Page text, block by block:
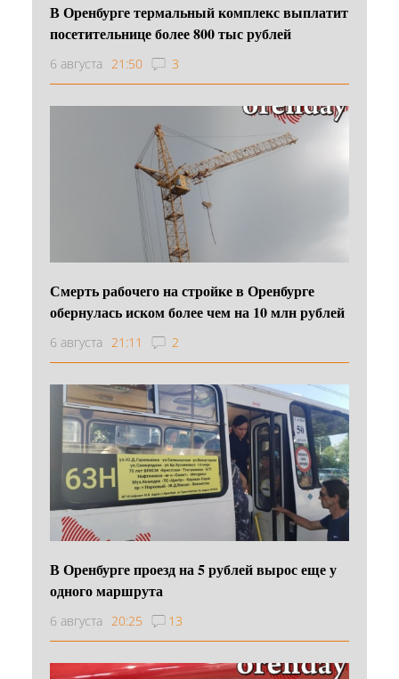
В Оренбурге термальный комплекс выплатит
посетительнице более 800 тыс рублей
6 августа 21:50 3
Смерть рабочего на стройке в Оренбурге
обернулась иском более чем на 10 млн рублей
6 августа 21:11 2
В Оренбурге проезд на 5 рублей вырос еще у
одного маршрута
6 августа 20:25 13